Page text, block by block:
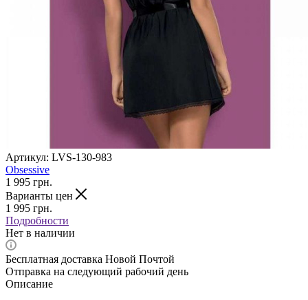
Артикул: LVS-130-983
Obsessive
1 995 грн.
Варианты цен
1 995 грн.
Подробности
Нет в наличии
Бесплатная доставка Новой Почтой
Отправка на следующий рабочий день
Описание